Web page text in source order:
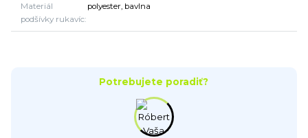
Materiál
podšívky rukavíc
polyester, bavlna
Potrebujete poradiť?